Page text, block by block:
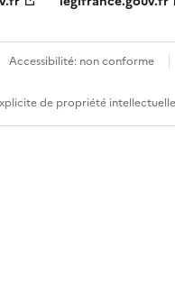
Accessibilité: non conforme
de propriété